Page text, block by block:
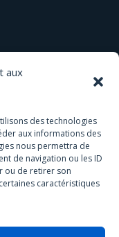
aux
des technologies
aux informations des
nous permettra de
de navigation ou les ID
ou de retirer son
caractéristiques